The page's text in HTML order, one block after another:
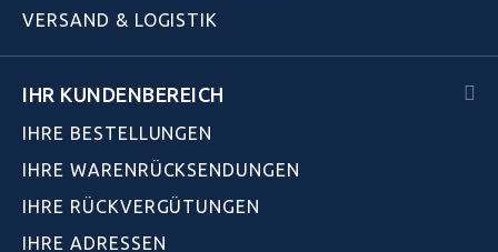
VERSAND & LOGISTIK
IHR KUNDENBEREICH
IHRE BESTELLUNGEN
IHRE WARENRÜCKSENDUNGEN
IHRE RÜCKVERGÜTUNGEN
IHRE ADRESSEN